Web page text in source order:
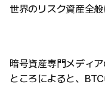
世界のリスク資産全
暗号資産専門メディ
ところによると、